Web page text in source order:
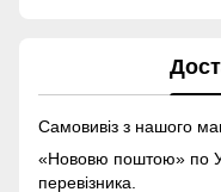
Самовивіз з нашого
«Нововю поштою» по
перевізника.